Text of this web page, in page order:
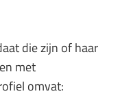
die zijn of haar
met
omvat: